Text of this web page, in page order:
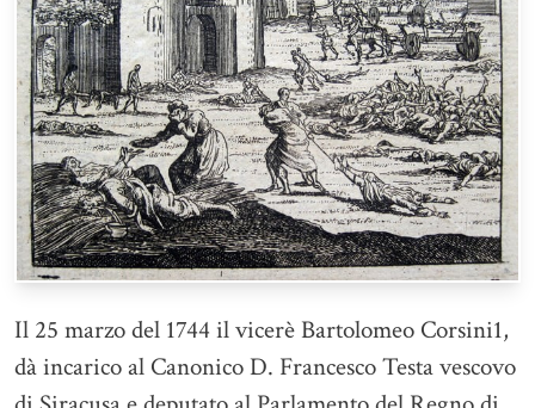
Il 25 marzo del 1744 il vicerè Bartolomeo Corsini1,
dà incarico al Canonico D. Francesco Testa vescovo